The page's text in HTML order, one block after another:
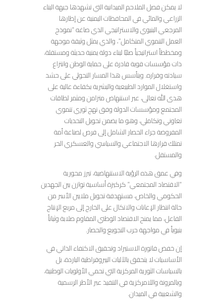
لا يمكن فصل الملاحم الميدانية التي تشهدها جبهة البناء
الزراعي والمائي في المحافظات اليمنية عن إطارها
المرجعي البنيوي والاستراتيجي الذي صاغه “نموذج
العمل التنموي المتكامل”، والذي يمثل وثيقة موجهة
ومخططاً استراتيجياً صلبًا لبناء دولة يمنية حديثة ومستقلة،
ذات مؤسسات قوية قادرة على حماية الوطن وانتزاع
سيادته وقراره. ويتأسس هذا المسار التحولي على حشد
واستغلال الموارد الطبيعية والبشرية بكفاءة عالية على
هدى الله تعالى، عبر استنهاض متزامن ومثمر لطاقات
المجتمع ومؤسسات الدولة وفق نهج ثوري تنموي
تعاوني وتكاملي، وهو ما يضمن تحويل التحديات
المفروضة جراء الحصار الشامل إلى فرص لصناعة أمة
تمتلك قرارها الاجتماعي والسياسي والعسكري الحر
والمستقل.
وفي عمق هذه الرؤية الاستنهاضية، تبرز محورية
“الاقتصاد المجتمعي” كركيزة أساسية توازن بين الجهدين
الحكومي والخاص، مستهدفة تحويل ملايين الأسر من
حالة انتظار الإعانات والاتكال على الخارج إلى مربع الإنتاج
الفاعل، مما يمنح الاقتصاد الوطني المقاوم صلابة وثباتاً
بنيوياً في مواجهة حرب التجويع والحصار.
إن خفض فاتورة الاستيراد وتحقيق الاكتفاء الذاتي في
الأساسيات لا يتحقق بالآليات البيروقراطية الباردة، بل
بالسياسات الثورية المركزية التي تحمي الأولويات الوطنية،
وبالمرونة واللامركزية في التنفيذ عبر الأطر الرسمية
والشعبية في الميدان.